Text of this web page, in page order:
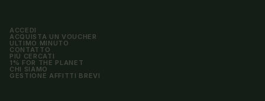
ACCEDI
ACQUISTA UN VOUCHER
ULTIMO MINUTO
CONTATTO
PIÙ CERCATI
1% FOR THE PLANET
CHI SIAMO
GESTIONE AFFITTI BREVI